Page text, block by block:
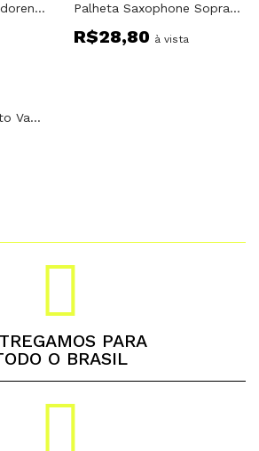
Palheta Sax Alto Vandoren Paris 2. 1/2 Palheta Saxophone Soprano Vandoren Paris 2
R$28,80 à vista
Palheta Saxphone Alto Vandoren Paris 1 1/2
PARA
O BRASIL